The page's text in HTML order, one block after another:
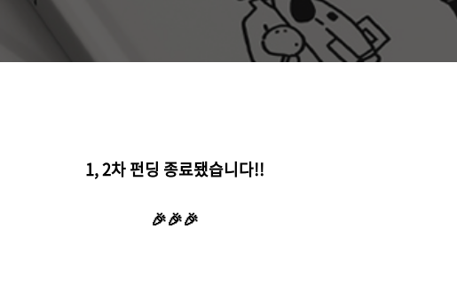
1, 2차 펀딩 종료됐습니다!!
🎉🎉🎉